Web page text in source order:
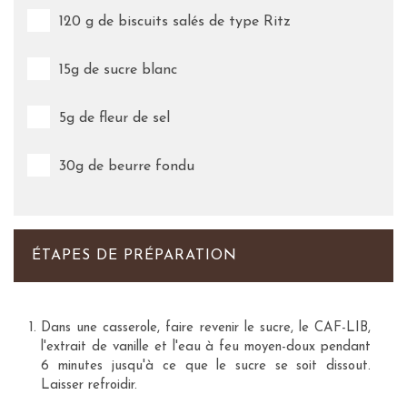
120 g de biscuits salés de type Ritz
15g de sucre blanc
5g de fleur de sel
30g de beurre fondu
ÉTAPES DE PRÉPARATION
Dans une casserole, faire revenir le sucre, le CAF-LIB,
l'extrait de vanille et l'eau à feu moyen-doux pendant
6 minutes jusqu'à ce que le sucre se soit dissout.
Laisser refroidir.